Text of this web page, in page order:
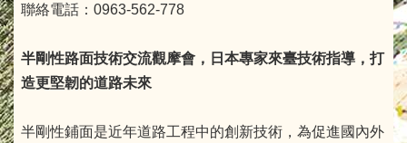
聯絡電話：0963-562-778
半剛性路面技術交流觀摩會，日本專家來臺技術指導，打
造更堅韌的道路未來
半剛性鋪面是近年道路工程中的創新技術，為促進國內外